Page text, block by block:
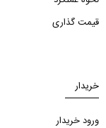
قیمت گذاری
خریدار
ورود خریدار